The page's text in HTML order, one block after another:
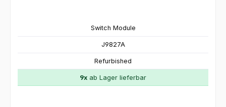
Switch Module
J9827A
Refurbished
9x ab Lager lieferbar